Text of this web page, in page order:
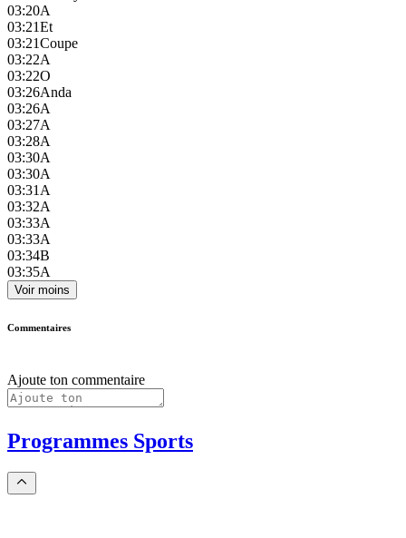
03:20A
03:21Et
03:21Coupe
03:22A
03:22O
03:26Anda
03:26A
03:27A
03:28A
03:30A
03:30A
03:31A
03:32A
03:33A
03:33A
03:34B
03:35A
Voir moins
Commentaires
Ajoute ton commentaire
Programmes Sports